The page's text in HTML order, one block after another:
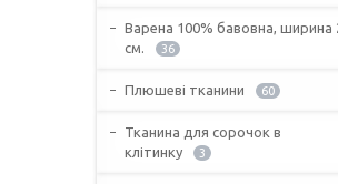
Варена 100% бавовна, ширина
см.
36
Плюшеві тканини 60
Тканина для сорочок в
клітинку
3